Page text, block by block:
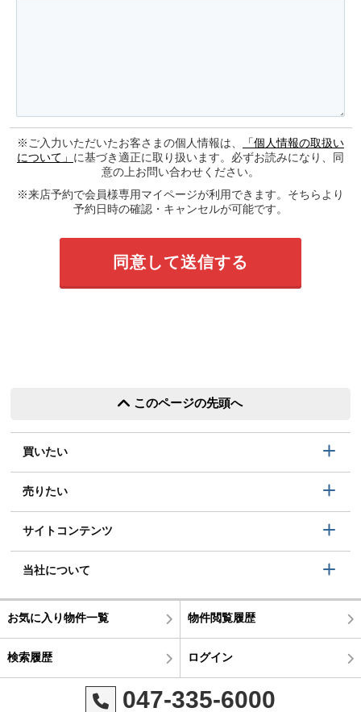
※ご入力いただいたお客さまの個人情報は、
「個人情報の取扱い
について」 に基づき適正に取り扱います。必ずお読みになり、同
意の上お問い合わせください。
※来店予約で会員様専用マイページが利用できます。そちらより
予約日時の確認・キャンセルが可能です。
このページの先頭へ
買いたい
売りたい
サイトコンテンツ
当社について
お気に入り物件一覧 物件閲覧履歴
検索履歴 ログイン
047-335-6000